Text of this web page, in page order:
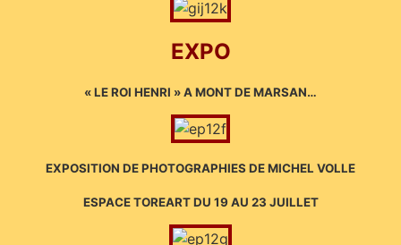
EXPO
« LE ROI HENRI » A MONT DE MARSAN…
EXPOSITION DE PHOTOGRAPHIES DE MICHEL VOLLE
ESPACE TOREART DU 19 AU 23 JUILLET